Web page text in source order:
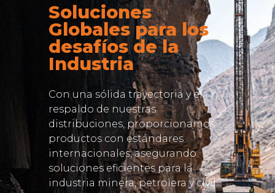
Soluciones
Globales para los
desafíos de la
Industria
Con una sólida trayectoria y el
respaldo de nuestras
distribuciones, proporcionamos
productos con estándares
internacionales, asegurando
soluciones eficientes para la
industria minera, petrolera y civil.